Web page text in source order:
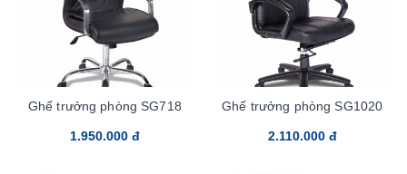
Ghế trưởng phòng SG718
1.950.000 đ
Ghế trưởng phòng SG1020
2.110.000 đ